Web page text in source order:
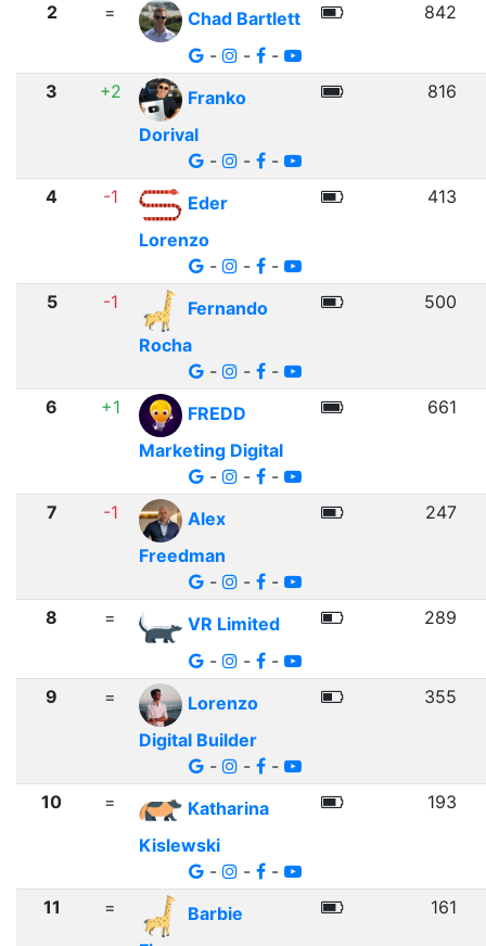
2 =
Chad Bartlett
-
- -
842
3 +2
Franko
Dorival
-
- -
816
4 -1
Eder
Lorenzo
-
- -
413
5 -1
Fernando
Rocha
-
- -
500
6 +1
FREDD
Marketing Digital
-
- -
661
7 -1
Alex
Freedman
-
- -
247
8 =
VR Limited
-
- -
289
9 =
Lorenzo
Digital Builder
-
- -
355
10 =
Katharina
Kislewski
-
- -
193
11 =
Barbie
161